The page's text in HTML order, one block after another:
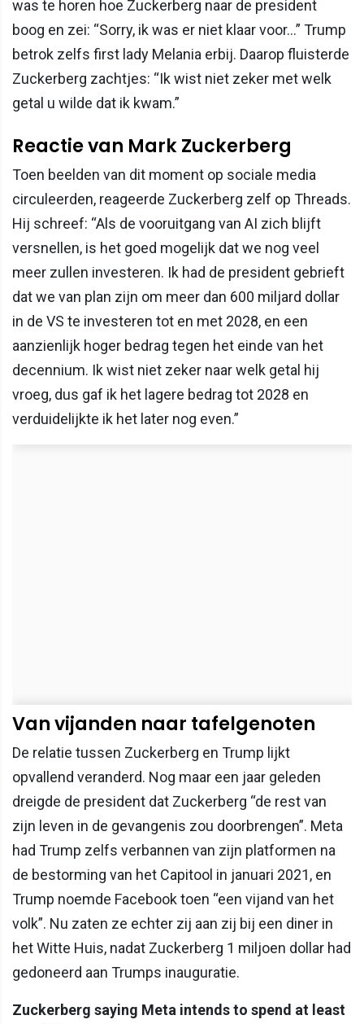
was te horen hoe Zuckerberg naar de president
boog en zei: “Sorry, ik was er niet klaar voor…” Trump
betrok zelfs first lady Melania erbij. Daarop fluisterde
Zuckerberg zachtjes: “Ik wist niet zeker met welk
getal u wilde dat ik kwam.”
Reactie van Mark Zuckerberg
Toen beelden van dit moment op sociale media
circuleerden, reageerde Zuckerberg zelf op Threads.
Hij schreef: “Als de vooruitgang van AI zich blijft
versnellen, is het goed mogelijk dat we nog veel
meer zullen investeren. Ik had de president gebrieft
dat we van plan zijn om meer dan 600 miljard dollar
in de VS te investeren tot en met 2028, en een
aanzienlijk hoger bedrag tegen het einde van het
decennium. Ik wist niet zeker naar welk getal hij
vroeg, dus gaf ik het lagere bedrag tot 2028 en
verduidelijkte ik het later nog even.”
Van vijanden naar tafelgenoten
De relatie tussen Zuckerberg en Trump lijkt
opvallend veranderd. Nog maar een jaar geleden
dreigde de president dat Zuckerberg “de rest van
zijn leven in de gevangenis zou doorbrengen”. Meta
had Trump zelfs verbannen van zijn platformen na
de bestorming van het Capitool in januari 2021, en
Trump noemde Facebook toen “een vijand van het
volk”. Nu zaten ze echter zij aan zij bij een diner in
het Witte Huis, nadat Zuckerberg 1 miljoen dollar had
gedoneerd aan Trumps inauguratie.
Zuckerberg saying Meta intends to spend at least